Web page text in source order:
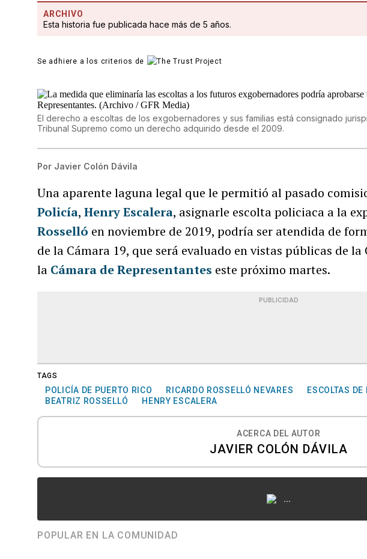
ARCHIVO
Esta historia fue publicada hace más de 5 años.
Se adhiere a los criterios de
El derecho a escoltas de los exgobernadores y sus familias está consignado
Tribunal Supremo como un derecho adquirido desde el 2009.
Por Javier Colón Dávila
Una aparente laguna legal que le permitió al pasado
Policía,Henry Escalera, asignarle escolta policiaca a la
Rosselló en noviembre de 2019, podría ser atendida de
de la Cámara 19, que será evaluado en vistas públicas de
la Cámara de Representantes este próximo martes.
PUBLICIDAD
TAGS
POLICÍA DE PUERTO RICO RICARDO ROSSELLÓ NEVARES
ESCOLTAS
BEATRIZ ROSSELLÓ
HENRY ESCALERA
ACERCA DEL AUTOR
JAVIER COLÓN DÁVILA
...
POPULAR EN LA COMUNIDAD